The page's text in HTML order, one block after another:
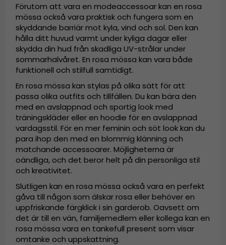
Förutom att vara en modeaccessoar kan en rosa
mössa också vara praktisk och fungera som en
skyddande barriär mot kyla, vind och sol. Den kan
hålla ditt huvud varmt under kyliga dagar eller
skydda din hud från skadliga UV-strålar under
sommarhalvåret. En rosa mössa kan vara både
funktionell och stilfull samtidigt.
En rosa mössa kan stylas på olika sätt för att
passa olika outfits och tillfällen. Du kan bära den
med en avslappnad och sportig look med
träningskläder eller en hoodie för en avslappnad
vardagsstil. För en mer feminin och söt look kan du
para ihop den med en blommig klänning och
matchande accessoarer. Möjligheterna är
oändliga, och det beror helt på din personliga stil
och kreativitet.
Slutligen kan en rosa mössa också vara en perfekt
gåva till någon som älskar rosa eller behöver en
uppfriskande färgklick i sin garderob. Oavsett om
det är till en vän, familjemedlem eller kollega kan en
rosa mössa vara en tankefull present som visar
omtanke och uppskattning.